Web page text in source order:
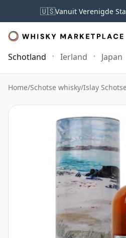
🇺🇸Vanuit Verenigde
Schotland Ierland Japan
Home/Schotse whisky/Islay